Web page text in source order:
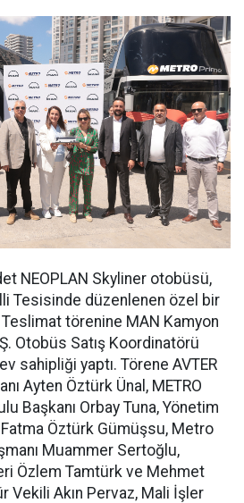
NEOPLAN Skyliner otobüsü,
Tesisinde düzenlenen özel bir
törenine MAN Kamyon
Otobüs Satış Koordinatörü
sahipliği yaptı. Törene AVTER
Ayten Öztürk Ünal, METRO
Başkanı Orbay Tuna, Yönetim
Öztürk Gümüşsu, Metro
Muammer Sertoğlu,
Özlem Tamtürk ve Mehmet
Vekili Akın Pervaz, Mali İşler